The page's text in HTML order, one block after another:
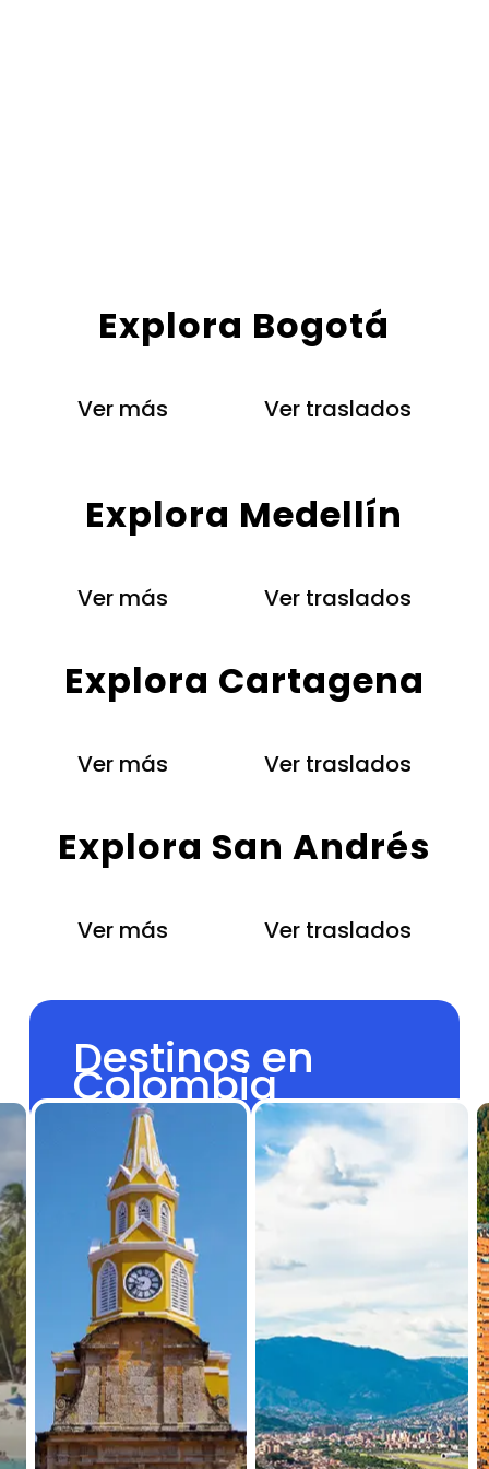
Explora Bogotá
Ver más Ver traslados
Explora Medellín
Ver más Ver traslados
Explora Cartagena
Ver más Ver traslados
Explora San Andrés
Ver más Ver traslados
Destinos en
Colombia